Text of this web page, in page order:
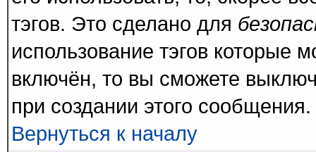
тэгов. Это сделано для
использование тэгов которые
включён, то вы сможете
при создании этого сообщения.
Вернуться к началу